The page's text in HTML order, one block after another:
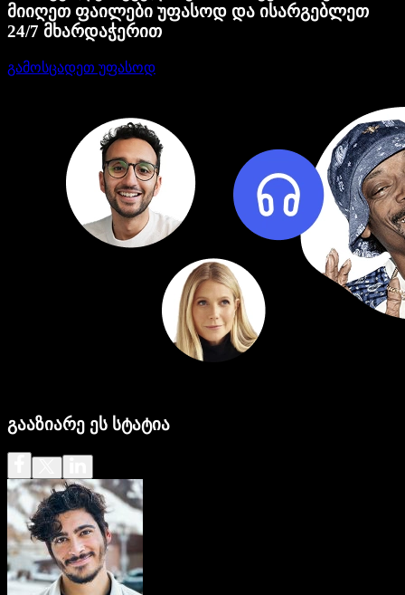
მიიღეთ ფაილები უფასოდ და ისარგებლეთ
24/7 მხარდაჭერით
გამოსცადეთ უფასოდ
გააზიარე ეს სტატია